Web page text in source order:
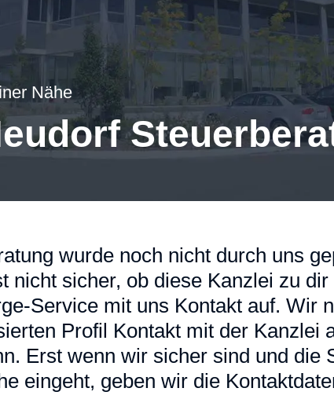
Nähe
wurde noch nicht durch uns
nicht sicher, ob diese Kanzlei zu
Service mit uns Kontakt auf. Wir
Profil Kontakt mit der Kanzlei
Erst wenn wir sicher sind und die
eingeht, geben wir die